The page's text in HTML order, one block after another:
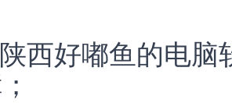
西好嘟鱼的电